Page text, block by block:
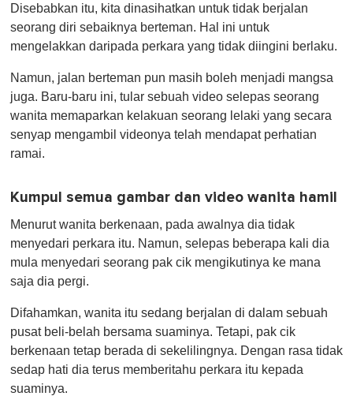
e
c
n
s
f
1
i
n
,
Disebabkan itu, kita dinasihatkan untuk tidak berjalan
seorang diri sebaiknya berteman. Hal ini untuk
mengelakkan daripada perkara yang tidak diingini berlaku.
Namun, jalan berteman pun masih boleh menjadi mangsa
juga. Baru-baru ini, tular sebuah video selepas seorang
wanita memaparkan kelakuan seorang lelaki yang secara
senyap mengambil videonya telah mendapat perhatian
ramai.
Kumpul semua gambar dan video wanita hamil
Menurut wanita berkenaan, pada awalnya dia tidak
menyedari perkara itu. Namun, selepas beberapa kali dia
mula menyedari seorang pak cik mengikutinya ke mana
saja dia pergi.
Difahamkan, wanita itu sedang berjalan di dalam sebuah
pusat beli-belah bersama suaminya. Tetapi, pak cik
berkenaan tetap berada di sekelilingnya. Dengan rasa tidak
sedap hati dia terus memberitahu perkara itu kepada
suaminya.